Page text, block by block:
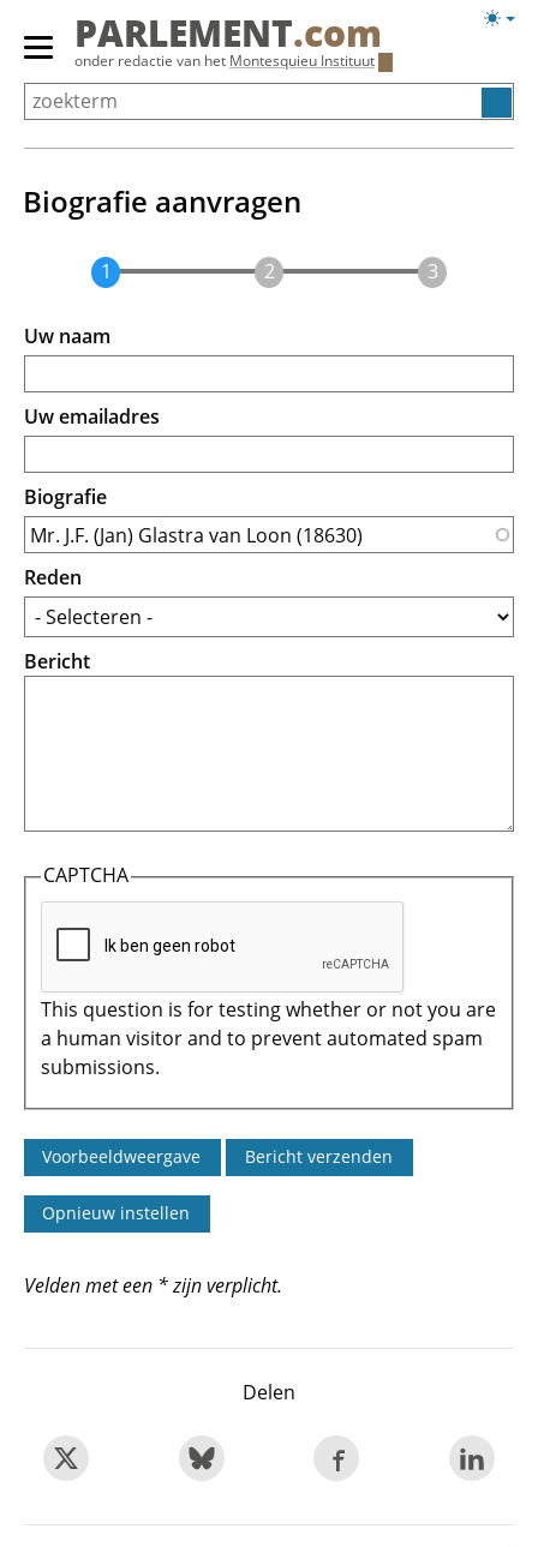
Overslaan
Primair
menu
tonen/verbergen
PARLEMENT.com
onder redactie van het Montesquieu Instituut
Biografie aanvragen
Uw naam
Uw emailadres
Biografie
Reden
Bericht
CAPTCHA
This question is for testing whether or not you are
a human visitor and to prevent automated spam
submissions.
Velden met een * zijn verplicht.
Delen